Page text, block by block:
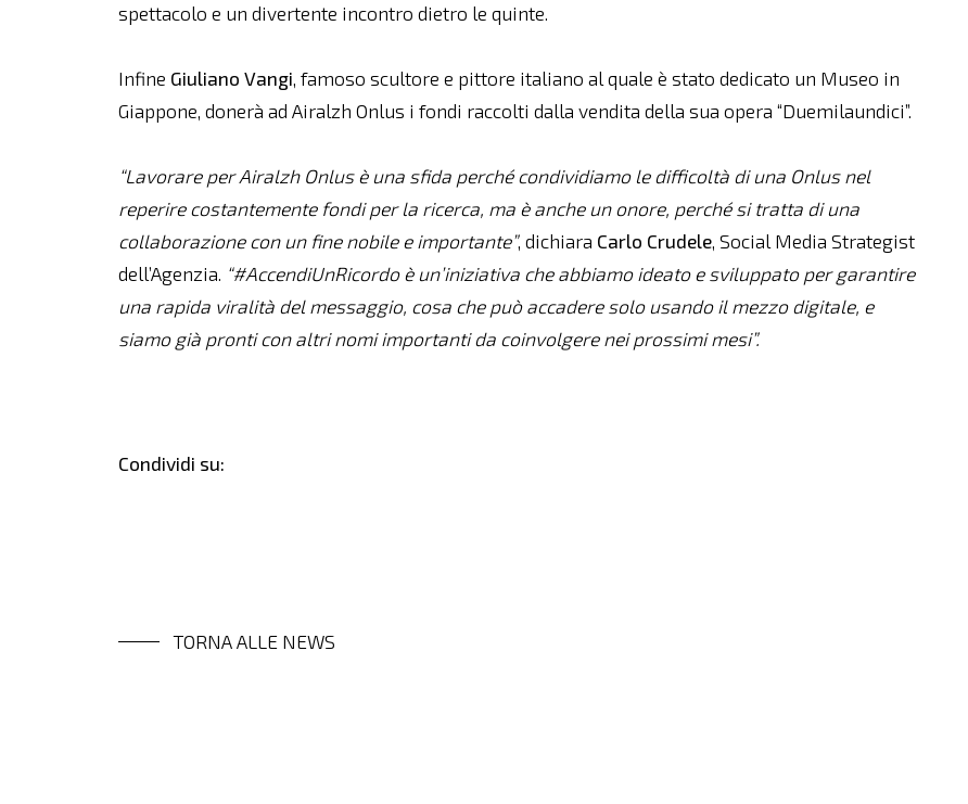
spettacolo e un divertente incontro dietro le quinte.
Infine Giuliano Vangi, famoso scultore e pittore italiano al quale è stato dedicato un Museo in
Giappone, donerà ad Airalzh Onlus i fondi raccolti dalla vendita della sua opera “Duemilaundici”.
“Lavorare per Airalzh Onlus è una sfida perché condividiamo le difficoltà di una Onlus nel
reperire costantemente fondi per la ricerca, ma è anche un onore, perché si tratta di una
collaborazione con un fine nobile e importante”, dichiara Carlo Crudele, Social Media Strategist
dell’Agenzia. “#AccendiUnRicordo è un’iniziativa che abbiamo ideato e sviluppato per garantire
una rapida viralità del messaggio, cosa che può accadere solo usando il mezzo digitale, e
siamo già pronti con altri nomi importanti da coinvolgere nei prossimi mesi”.
Condividi su:
TORNA ALLE NEWS